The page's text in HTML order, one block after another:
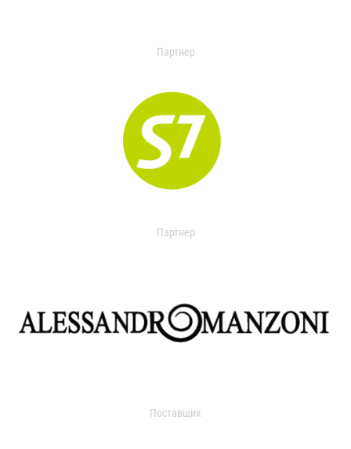
Партнер
Партнер
Поставщик